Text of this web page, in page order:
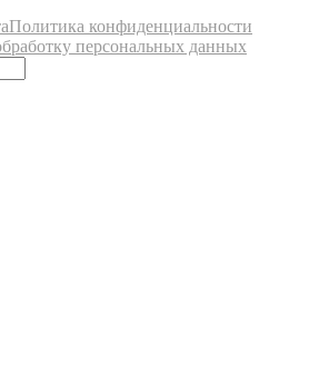
Политика конфиденциальности
персональных данных